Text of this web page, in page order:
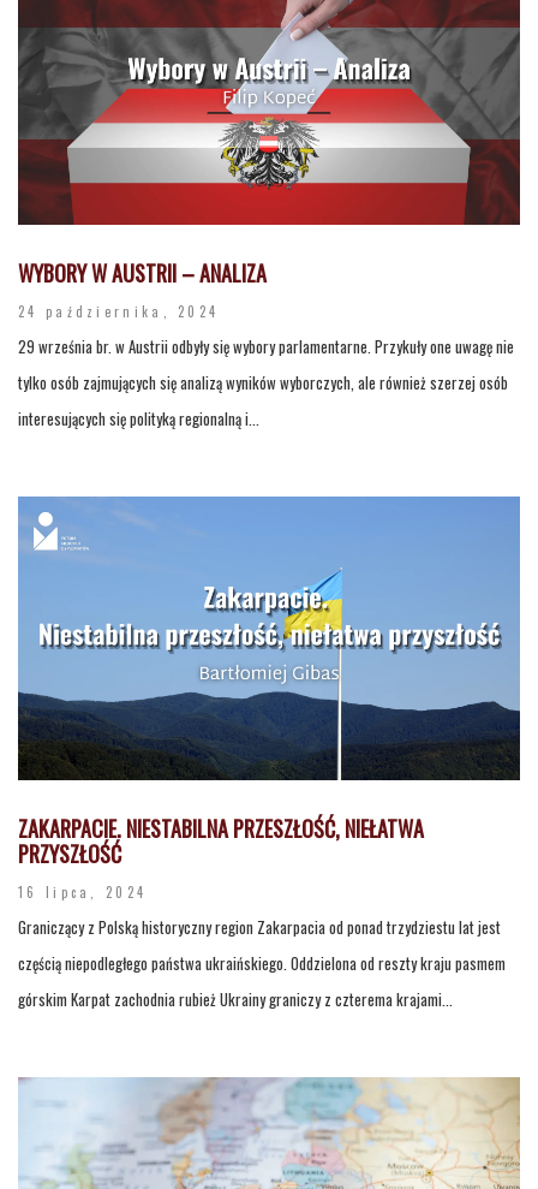
WYBORY W AUSTRII – ANALIZA
24 października, 2024
29 września br. w Austrii odbyły się wybory parlamentarne. Przykuły one uwagę nie
tylko osób zajmujących się analizą wyników wyborczych, ale również szerzej osób
interesujących się polityką regionalną i...
ZAKARPACIE. NIESTABILNA PRZESZŁOŚĆ, NIEŁATWA
PRZYSZŁOŚĆ
16 lipca, 2024
Graniczący z Polską historyczny region Zakarpacia od ponad trzydziestu lat jest
częścią niepodległego państwa ukraińskiego. Oddzielona od reszty kraju pasmem
górskim Karpat zachodnia rubież Ukrainy graniczy z czterema krajami...